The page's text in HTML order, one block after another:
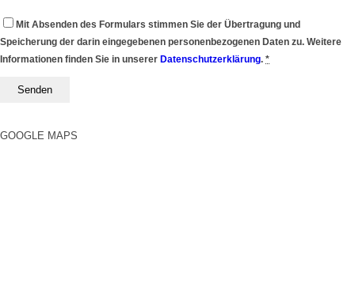
Mit Absenden des Formulars stimmen Sie der Übertragung und
Speicherung der darin eingegebenen personenbezogenen Daten zu. Weitere
Informationen finden Sie in unserer Datenschutzerklärung. *
GOOGLE MAPS